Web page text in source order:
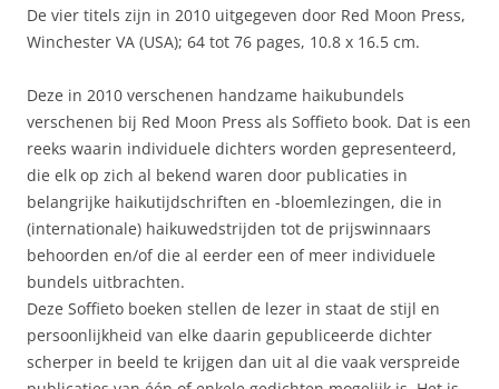
De vier titels zijn in 2010 uitgegeven door Red Moon Press,
Winchester VA (USA); 64 tot 76 pages, 10.8 x 16.5 cm.
Deze in 2010 verschenen handzame haikubundels
verschenen bij Red Moon Press als Soffieto book. Dat is een
reeks waarin individuele dichters worden gepresenteerd,
die elk op zich al bekend waren door publicaties in
belangrijke haikutijdschriften en -bloemlezingen, die in
(internationale) haikuwedstrijden tot de prijswinnaars
behoorden en/of die al eerder een of meer individuele
bundels uitbrachten.
Deze Soffieto boeken stellen de lezer in staat de stijl en
persoonlijkheid van elke daarin gepubliceerde dichter
scherper in beeld te krijgen dan uit al die vaak verspreide